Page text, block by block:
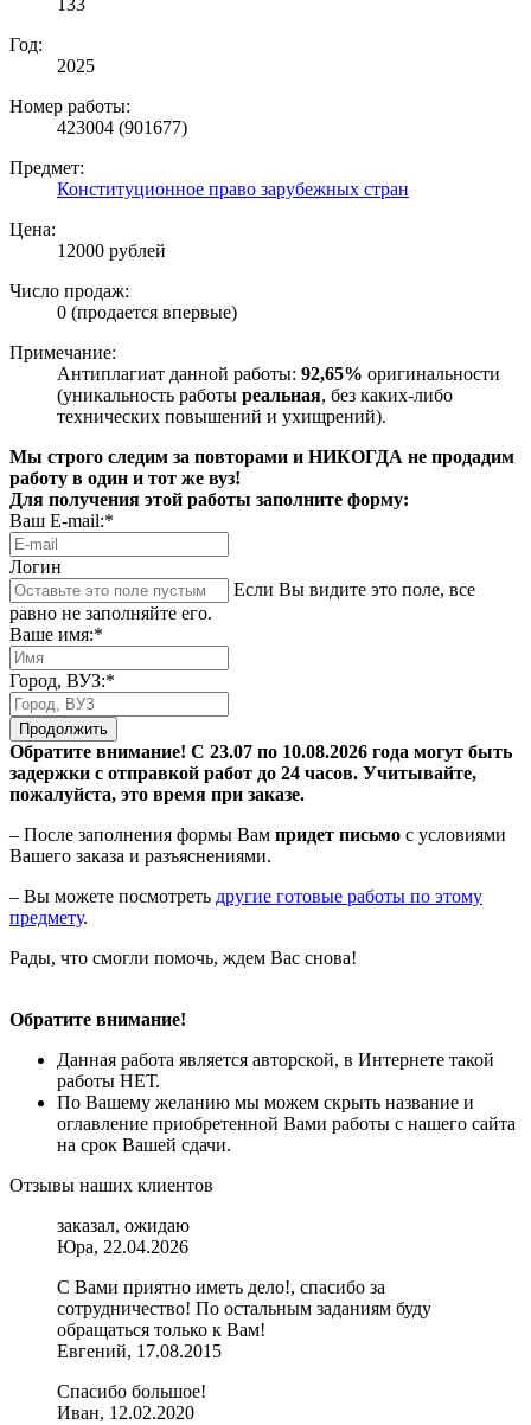
133
Год:
2025
Номер работы:
423004 (901677)
Предмет:
Конституционное право зарубежных стран
Цена:
12000 рублей
Число продаж:
0 (продается впервые)
Примечание:
Антиплагиат данной работы: 92,65% оригинальности
(уникальность работы реальная, без каких-либо
технических повышений и ухищрений).
Мы строго следим за повторами и НИКОГДА не продадим
работу в один и тот же вуз!
Для получения этой работы заполните форму:
Ваш E-mail:*
Логин
Если Вы видите это поле, все
равно не заполняйте его.
Ваше имя:*
Город, ВУЗ:*
Продолжить
Обратите внимание! С 23.07 по 10.08.2026 года могут быть
задержки с отправкой работ до 24 часов. Учитывайте,
пожалуйста, это время при заказе.
– После заполнения формы Вам придет письмо с условиями
Вашего заказа и разъяснениями.
– Вы можете посмотреть другие готовые работы по этому
предмету.
Рады, что смогли помочь, ждем Вас снова!
Обратите внимание!
Данная работа является авторской, в Интернете такой
работы НЕТ.
По Вашему желанию мы можем скрыть название и
оглавление приобретенной Вами работы с нашего сайта
на срок Вашей сдачи.
Отзывы наших клиентов
заказал, ожидаю
Юра, 22.04.2026
С Вами приятно иметь дело!, спасибо за
сотрудничество! По остальным заданиям буду
обращаться только к Вам!
Евгений, 17.08.2015
Спасибо большое!
Иван, 12.02.2020